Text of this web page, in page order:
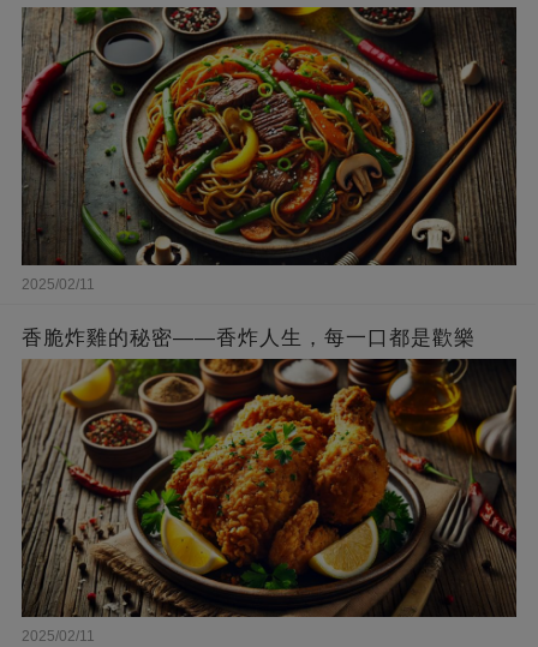
2025/02/11
香脆炸雞的秘密——香炸人生，每一口都是歡樂
2025/02/11